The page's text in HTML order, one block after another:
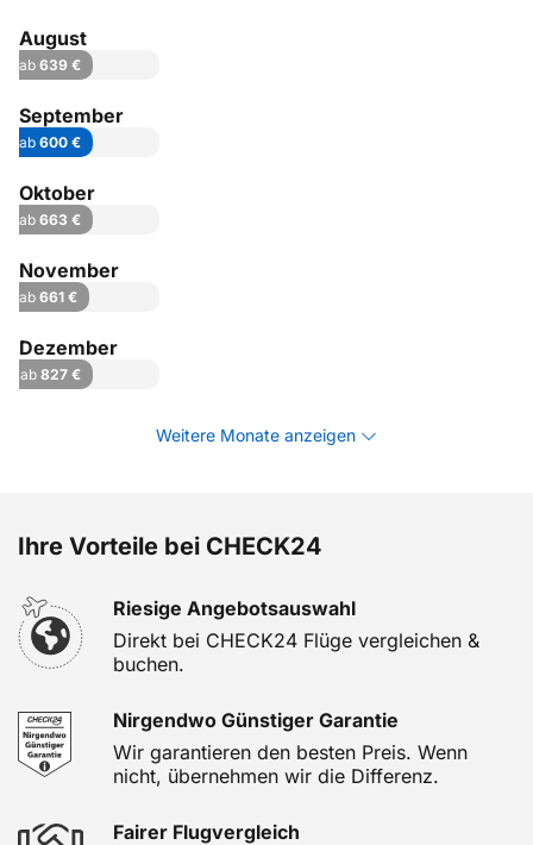
August
ab 639 €
September
ab 600 €
Oktober
ab 663 €
November
ab 661 €
Dezember
ab 827 €
Weitere Monate anzeigen
Ihre Vorteile bei CHECK24
Riesige Angebotsauswahl
Direkt bei CHECK24 Flüge vergleichen &
buchen.
Nirgendwo Günstiger Garantie
Wir garantieren den besten Preis. Wenn
nicht, übernehmen wir die Differenz.
Fairer Flugvergleich